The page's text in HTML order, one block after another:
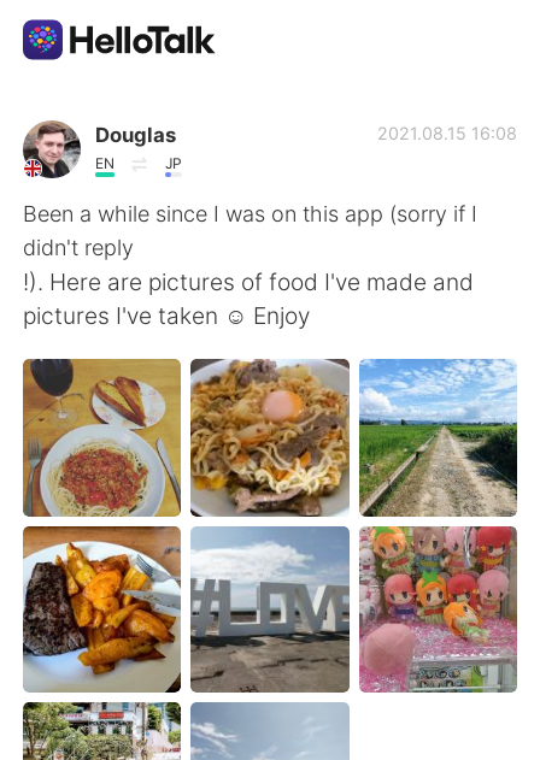
Sprachaustausch-App
AI Grammar Checker
Deutsch
English 简体中文
繁體中文 Español
العربية Français
日本語 한국어
Русский ไทย
Indonesia Italiano
Türkçe
Douglas
EN JP
2021.08.15 16:08
Been a while since I was on this app (sorry if I
didn't reply
!). Here are pictures of food I've made and
pictures I've taken ☺️ Enjoy